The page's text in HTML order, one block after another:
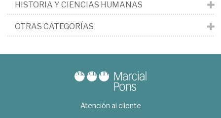
HISTORIA Y CIENCIAS HUMANAS
OTRAS CATEGORÍAS
Atención al cliente